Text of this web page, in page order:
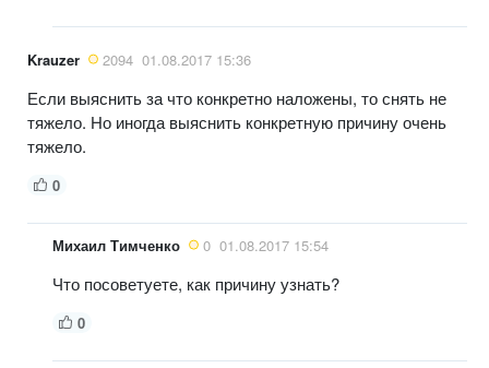
Krauzer 2094 01.08.2017 15:36
Если выяснить за что конкретно наложены, то снять не
тяжело. Но иногда выяснить конкретную причину очень
тяжело.
0
Михаил Тимченко 0 01.08.2017 15:54
Что посоветуете, как причину узнать?
0